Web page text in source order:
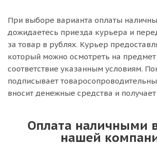
При выборе варианта оплаты
дожидаетесь приезда курьера и
за товар в рублях. Курьер
который можно осмотреть на
соответствие указанным условиям.
подписывает
вносит денежные средства и получает
Оплата наличными
нашей